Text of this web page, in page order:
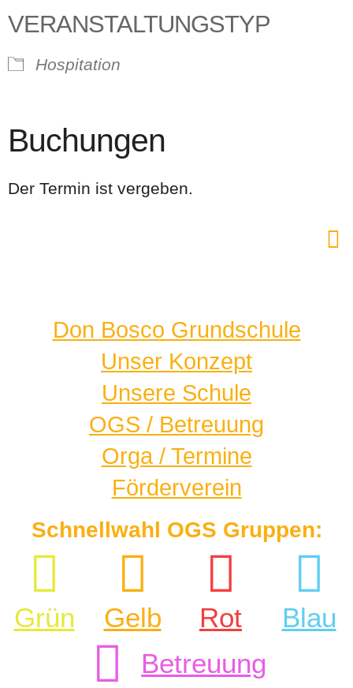
VERANSTALTUNGSTYP
Hospitation
Buchungen
Der Termin ist vergeben.
Don Bosco Grundschule
Unser Konzept
Unsere Schule
OGS / Betreuung
Orga / Termine
Förderverein
Schnellwahl OGS Gruppen:
Grün Gelb Rot
Blau
Betreuung